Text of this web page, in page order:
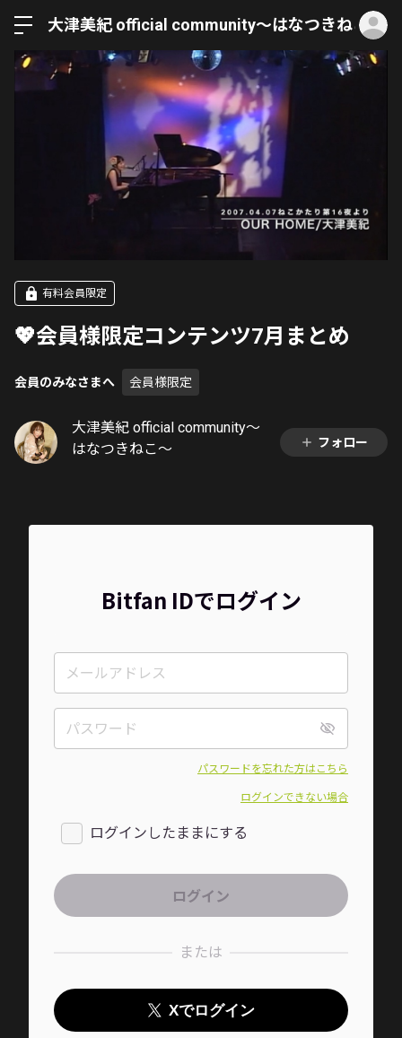
大津美紀 official community〜はなつきねこ〜
有料会員限定
💖会員様限定コンテンツ7月まとめ
会員のみなさまへ 会員様限定
大津美紀 official community〜
はなつきねこ〜
フォロー
Bitfan IDでログイン
パスワードを忘れた方はこちら
ログインできない場合
ログインしたままにする
または
Xでログイン